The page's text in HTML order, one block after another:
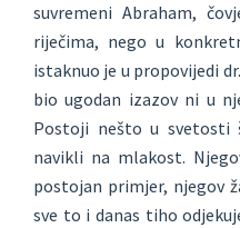
suvremeni Abraham,
riječima, nego u
istaknuo je u propovijedi
bio ugodan izazov ni u
Postoji nešto u svetosti
navikli na mlakost.
postojan primjer, njegov
sve to i danas tiho